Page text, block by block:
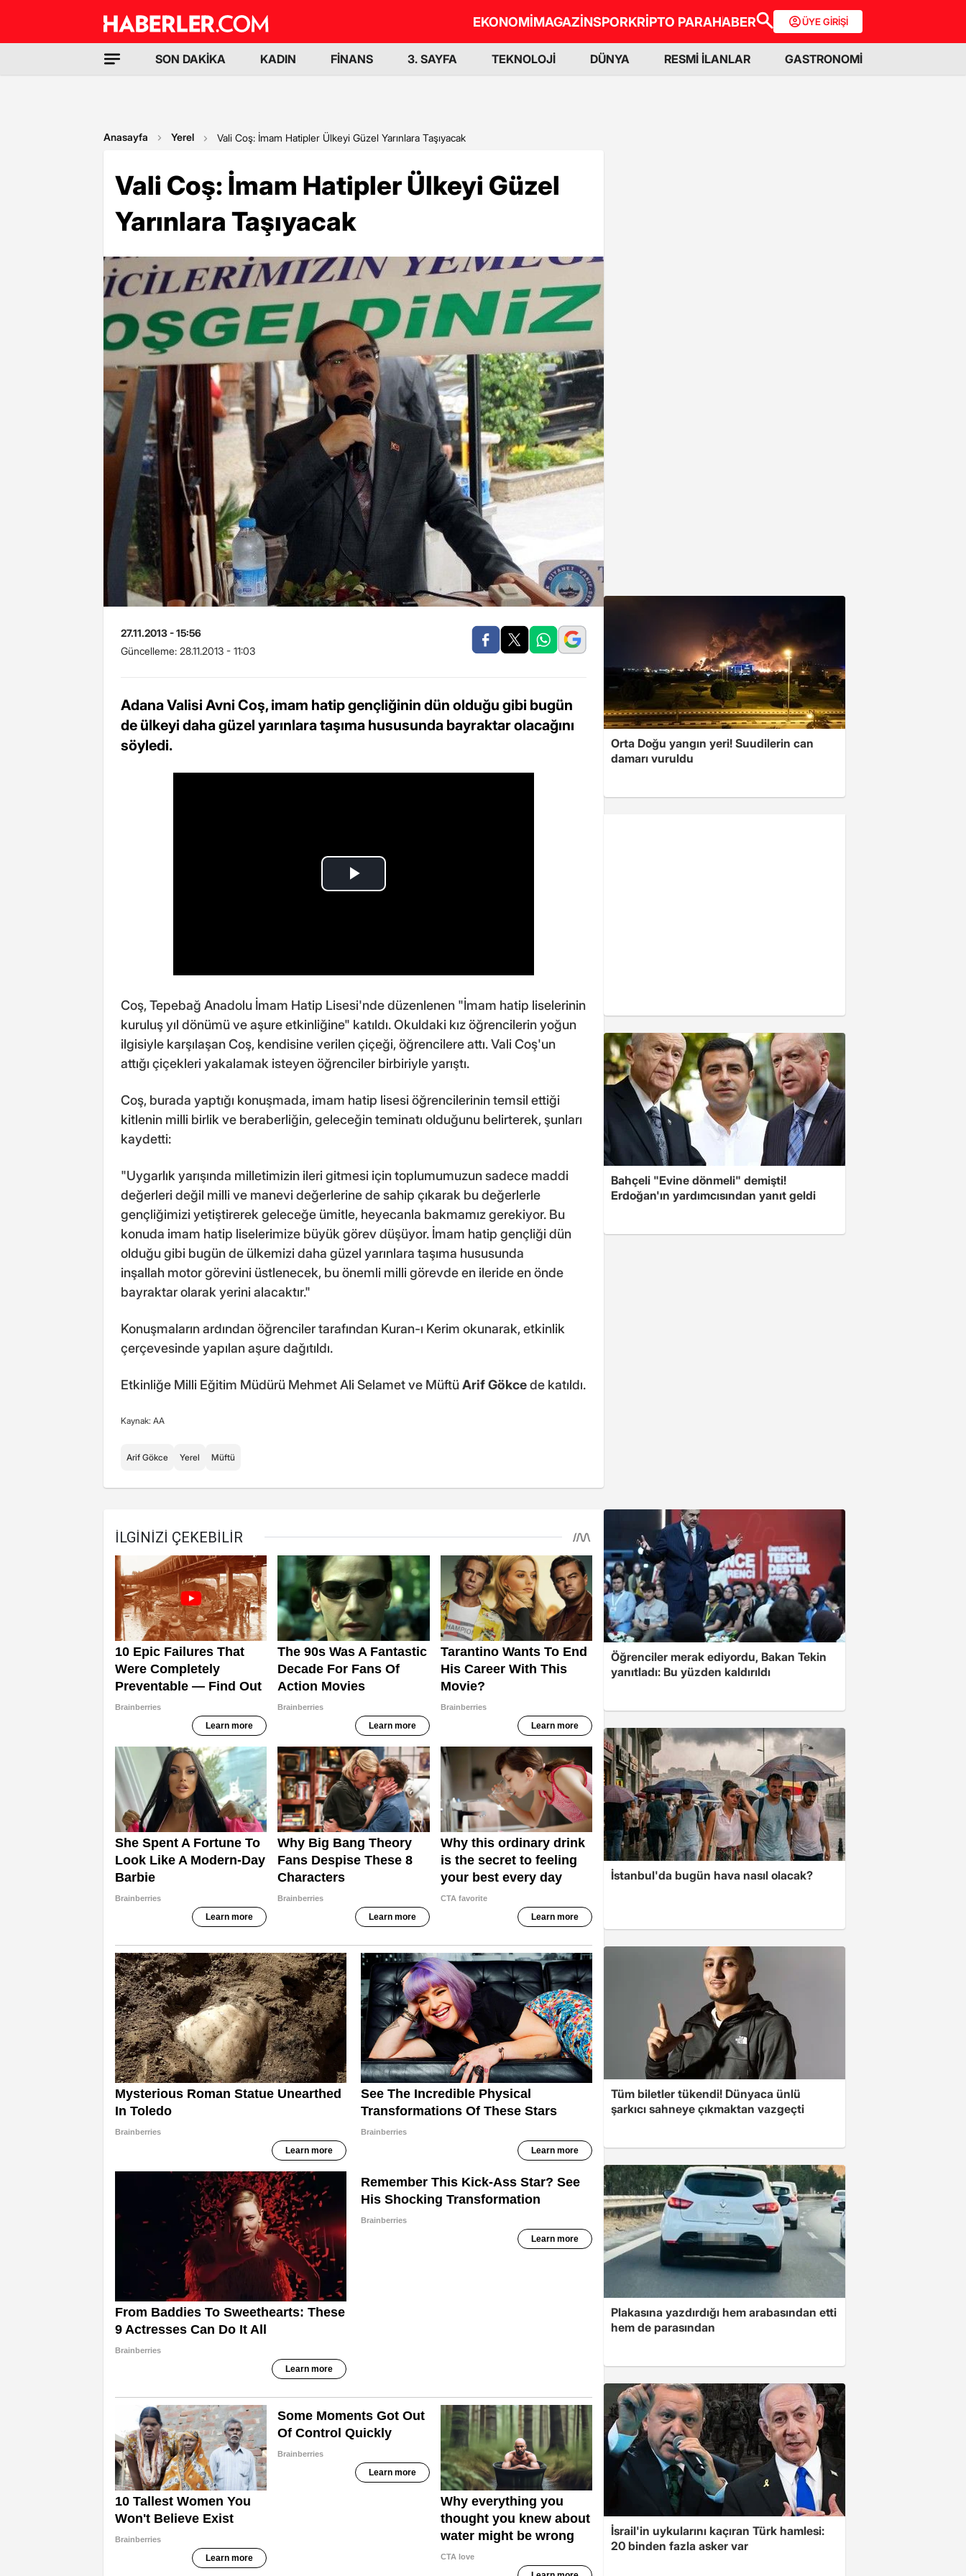
EKONOMİMAGAZİNSPORKRİPTO PARAHABER ÜYE GİRİŞİ
SON DAKİKA KADIN FİNANS 3. SAYFA TEKNOLOJİ DÜNYA RESMİ İLANLAR GASTRONOMİ
Anasayfa Yerel Vali Coş: İmam Hatipler Ülkeyi Güzel Yarınlara Taşıyacak
Vali Coş: İmam Hatipler Ülkeyi Güzel
Yarınlara Taşıyacak
27.11.2013 - 15:56
Güncelleme: 28.11.2013 - 11:03
Adana Valisi Avni Coş, imam hatip gençliğinin dün olduğu gibi bugün
de ülkeyi daha güzel yarınlara taşıma hususunda bayraktar olacağını
söyledi.
Coş, Tepebağ Anadolu İmam Hatip Lisesi'nde düzenlenen "İmam hatip liselerinin
kuruluş yıl dönümü ve aşure etkinliğine" katıldı. Okuldaki kız öğrencilerin yoğun
ilgisiyle karşılaşan Coş, kendisine verilen çiçeği, öğrencilere attı. Vali Coş'un
attığı çiçekleri yakalamak isteyen öğrenciler birbiriyle yarıştı.
Coş, burada yaptığı konuşmada, imam hatip lisesi öğrencilerinin temsil ettiği
kitlenin milli birlik ve beraberliğin, geleceğin teminatı olduğunu belirterek, şunları
kaydetti:
"Uygarlık yarışında milletimizin ileri gitmesi için toplumumuzun sadece maddi
değerleri değil milli ve manevi değerlerine de sahip çıkarak bu değerlerle
gençliğimizi yetiştirerek geleceğe ümitle, heyecanla bakmamız gerekiyor. Bu
konuda imam hatip liselerimize büyük görev düşüyor. İmam hatip gençliği dün
olduğu gibi bugün de ülkemizi daha güzel yarınlara taşıma hususunda
inşallah motor görevini üstlenecek, bu önemli milli görevde en ileride en önde
bayraktar olarak yerini alacaktır."
Konuşmaların ardından öğrenciler tarafından Kuran-ı Kerim okunarak, etkinlik
çerçevesinde yapılan aşure dağıtıldı.
Etkinliğe Milli Eğitim Müdürü Mehmet Ali Selamet ve MüftüArif Gökcede katıldı.
Kaynak: AA
Arif Gökce Yerel Müftü
Orta Doğu yangın yeri! Suudilerin can
damarı vuruldu
Bahçeli "Evine dönmeli" demişti!
Erdoğan'ın yardımcısından yanıt geldi
Öğrenciler merak ediyordu, Bakan Tekin
yanıtladı: Bu yüzden kaldırıldı
İstanbul'da bugün hava nasıl olacak?
Tüm biletler tükendi! Dünyaca ünlü
şarkıcı sahneye çıkmaktan vazgeçti
Plakasına yazdırdığı hem arabasından etti
hem de parasından
İsrail'in uykularını kaçıran Türk hamlesi:
20 binden fazla asker var